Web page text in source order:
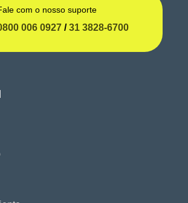
com o nosso suporte
006 0927 /31 3828-6700